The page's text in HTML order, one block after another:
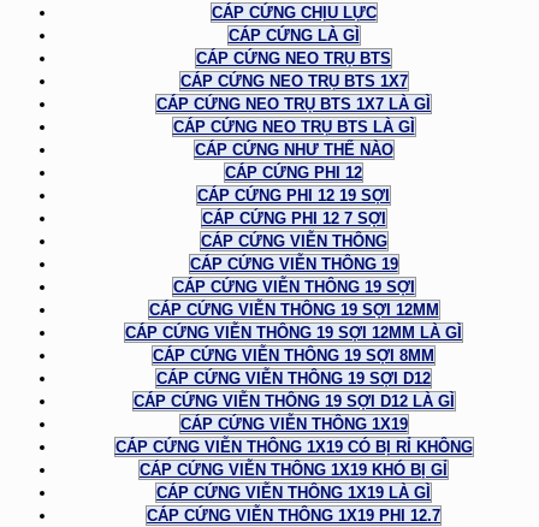
CÁP CỨNG CHỊU LỰC
CÁP CỨNG LÀ GÌ
CÁP CỨNG NEO TRỤ BTS
CÁP CỨNG NEO TRỤ BTS 1X7
CÁP CỨNG NEO TRỤ BTS 1X7 LÀ GÌ
CÁP CỨNG NEO TRỤ BTS LÀ GÌ
CÁP CỨNG NHƯ THẾ NÀO
CÁP CỨNG PHI 12
CÁP CỨNG PHI 12 19 SỢI
CÁP CỨNG PHI 12 7 SỢI
CÁP CỨNG VIỄN THÔNG
CÁP CỨNG VIỄN THÔNG 19
CÁP CỨNG VIỄN THÔNG 19 SỢI
CÁP CỨNG VIỄN THÔNG 19 SỢI 12MM
CÁP CỨNG VIỄN THÔNG 19 SỢI 12MM LÀ GÌ
CÁP CỨNG VIỄN THÔNG 19 SỢI 8MM
CÁP CỨNG VIỄN THÔNG 19 SỢI D12
CÁP CỨNG VIỄN THÔNG 19 SỢI D12 LÀ GÌ
CÁP CỨNG VIỄN THÔNG 1X19
CÁP CỨNG VIỄN THÔNG 1X19 CÓ BỊ RỈ KHÔNG
CÁP CỨNG VIỄN THÔNG 1X19 KHÓ BỊ GỈ
CÁP CỨNG VIỄN THÔNG 1X19 LÀ GÌ
CÁP CỨNG VIỄN THÔNG 1X19 PHI 12.7